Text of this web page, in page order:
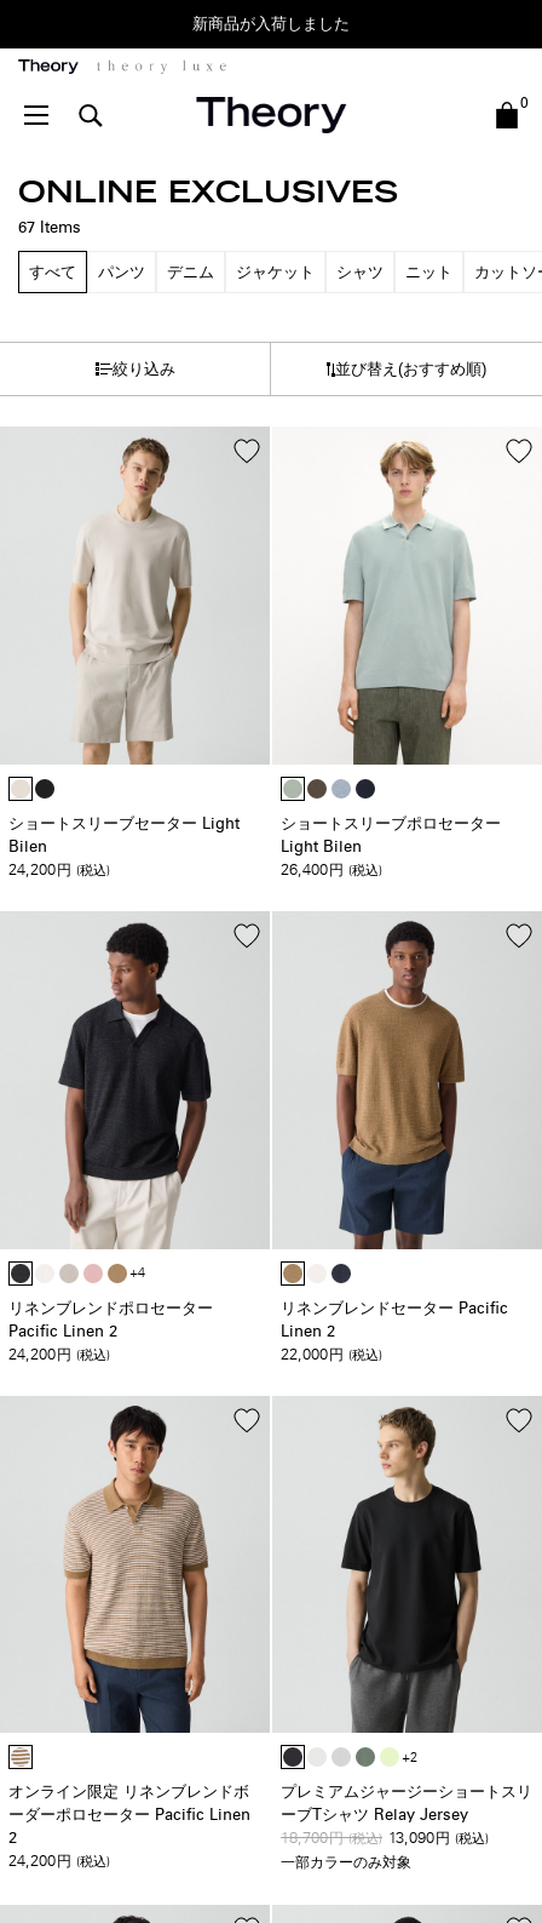
気になる商品はお気に入り登録でまとめて比較
Theory 0
ONLINE EXCLUSIVES
67 Items
すべて パンツ デニム ジャケット シャツ ニット カットソ
絞り込み 並び替え (おすすめ順)
ショートスリーブセーター Light
Bilen
24,200円 (税込)
ショートスリーブポロセーター
Light Bilen
26,400円 (税込)
+4
リネンブレンドポロセーター
Pacific Linen 2
24,200円 (税込)
リネンブレンドセーター Pacific
Linen 2
22,000円 (税込)
オンライン限定 リネンブレンドボ
ーダーポロセーター Pacific Linen
2
24,200 円 (税込)
+2
プレミアムジャージーショートスリ
ーブTシャツ Relay Jersey
18,700円(税込) 13,090 円 (税込)
一部カラーのみ対象